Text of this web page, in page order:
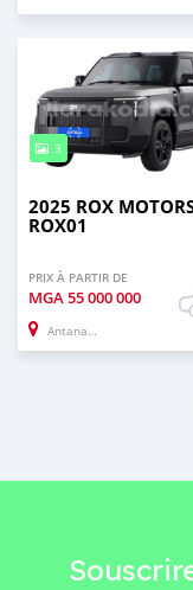
3
2025 ROX
ROX01
PRIX À PARTIR DE
MGA55 000 000
Antananarivo